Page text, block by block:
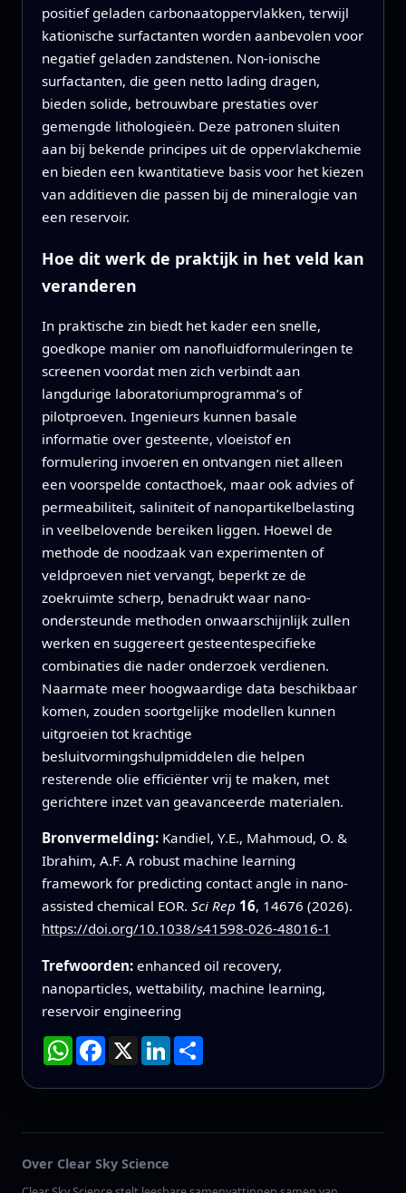
positief geladen carbonaatoppervlakken, terwijl
kationische surfactanten worden aanbevolen voor
negatief geladen zandstenen. Non-ionische
surfactanten, die geen netto lading dragen,
bieden solide, betrouwbare prestaties over
gemengde lithologieën. Deze patronen sluiten
aan bij bekende principes uit de oppervlakchemie
en bieden een kwantitatieve basis voor het kiezen
van additieven die passen bij de mineralogie van
een reservoir.
Hoe dit werk de praktijk in het veld kan
veranderen
In praktische zin biedt het kader een snelle,
goedkope manier om nanofluidformuleringen te
screenen voordat men zich verbindt aan
langdurige laboratoriumprogramma’s of
pilotproeven. Ingenieurs kunnen basale
informatie over gesteente, vloeistof en
formulering invoeren en ontvangen niet alleen
een voorspelde contacthoek, maar ook advies of
permeabiliteit, saliniteit of nanopartikelbelasting
in veelbelovende bereiken liggen. Hoewel de
methode de noodzaak van experimenten of
veldproeven niet vervangt, beperkt ze de
zoekruimte scherp, benadrukt waar nano-
ondersteunde methoden onwaarschijnlijk zullen
werken en suggereert gesteentespecifieke
combinaties die nader onderzoek verdienen.
Naarmate meer hoogwaardige data beschikbaar
komen, zouden soortgelijke modellen kunnen
uitgroeien tot krachtige
besluitvormingshulpmiddelen die helpen
resterende olie efficiënter vrij te maken, met
gerichtere inzet van geavanceerde materialen.
Bronvermelding: Kandiel, Y.E., Mahmoud, O. &
Ibrahim, A.F. A robust machine learning
framework for predicting contact angle in nano-
assisted chemical EOR. Sci Rep 16, 14676 (2026).
https://doi.org/10.1038/s41598-026-48016-1
Trefwoorden: enhanced oil recovery,
nanoparticles, wettability, machine learning,
reservoir engineering
WhatsApp
Facebook
X LinkedIn
Deel
Over Clear Sky Science